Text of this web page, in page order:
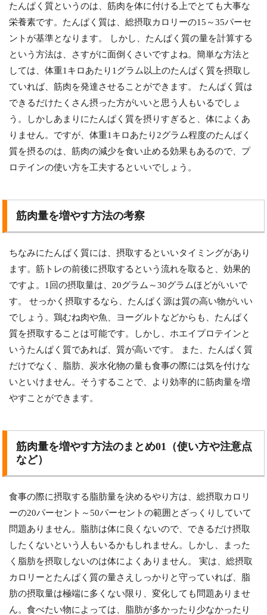
たんぱく質というのは、筋肉を体に付ける上でとても大事な
栄養素です。たんぱく質は、総摂取カロリーの15～35パーセ
ントが基準となります。 しかし、たんぱく質の量を計算する
という方法は、さすがに面倒くさいですよね。簡単な方法と
しては、体重1キロあたり1グラム以上のたんぱく質を摂取し
ていれば、筋肉を発達させることができます。 たんぱく質は
できるだけたくさん摂った方がいいと思う人もいるでしょ
う。しかしあまりにたんぱく質を摂りすぎると、体によくあ
りません。ですが、体重1キロあたり2グラム程度のたんぱく
質を摂るのは、筋肉の減少を食い止める効果もあるので、プ
ロテインの使い方を工夫するといいでしょう。
筋肉量を増やす方法の考察
ちなみにたんぱく質には、摂取するといいタイミングがあり
ます。筋トレの前後に摂取するという流れを取ると、効果的
ですよ。1回の摂取量は、20グラム～30グラムほどがいいで
す。 せっかく摂取するなら、たんぱく源は質の高い物がいい
でしょう。鶏むね肉や魚、ヨーグルトなどからも、たんぱく
質を摂取することは可能です。しかし、ホエイプロテインと
いうたんぱく質であれば、質が高いです。 また、たんぱく質
だけでなく、脂肪、炭水化物の量も食事の際には気を付けな
いといけません。そうすることで、より効率的に筋肉量を増
やすことができます。
筋肉量を増やす方法のまとめ01（使い方や注意点
など）
食事の際に摂取する脂肪量を決めるやり方は、総摂取カロリ
ーの20パーセント～50パーセントの範囲とざっくりしていて
問題ありません。脂肪は体に良くないので、できるだけ摂取
したくないという人もいるかもしれません。しかし、まった
く脂肪を摂取しないのは体によくありません。 実は、総摂取
カロリーとたんぱく質の量さえしっかりと守っていれば、脂
肪の摂取量は極端に多くない限り、変化しても問題ありませ
ん。食べたい物によっては、脂肪が多かったり少なかったり